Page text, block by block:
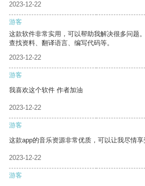
2023-12-22
游客
这款软件非常实用，可以帮助我解决很多问题
查找资料、翻译语言、编写代码等。
2023-12-22
游客
我喜欢这个软件 作者加油
2023-12-22
游客
这款app的音乐资源非常优质，可以让我尽情享
2023-12-22
游客